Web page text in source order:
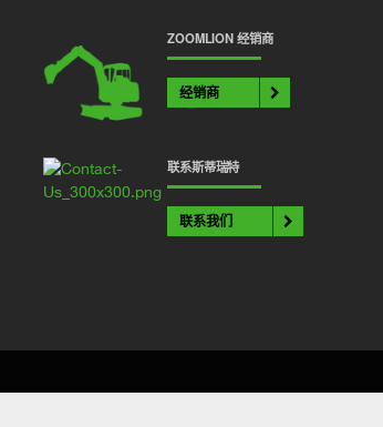
ZOOMLION 经销商
经销商
联系斯蒂瑞特
联系我们